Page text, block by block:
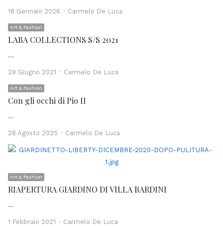
18 Gennaio 2026 Author
Carmelo De Luca
Art & Fashion
LABA COLLECTIONS S/S 2021
…
29 Giugno 2021 Author
Carmelo De Luca
Art & Fashion
Con gli occhi di Pio II
…
28 Agosto 2025 Author
Carmelo De Luca
Art & Fashion
RIAPERTURA GIARDINO DI VILLA BARDINI
…
1 Febbraio 2021 Author
Carmelo De Luca